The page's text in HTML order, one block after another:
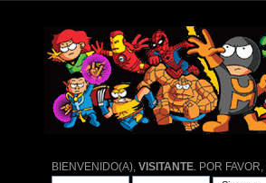
BIENVENIDO(A),VISITANTE . POR FAVOR,